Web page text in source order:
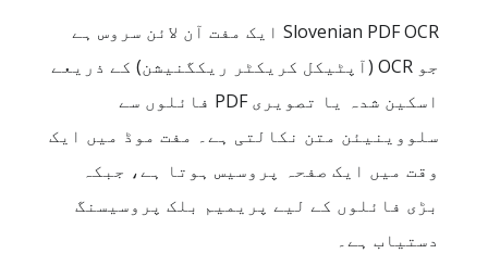
‏Slovenian PDF OCR ایک مفت آن لائن سروس ہے
جو OCR (آپٹیکل کریکٹر ریکگنیشن) کے ذریعے
اسکین شدہ یا تصویری PDF فائلوں سے
سلووینیئن متن نکالتی ہے۔ مفت موڈ میں ایک
وقت میں ایک صفحہ پروسیس ہوتا ہے، جبکہ
بڑی فائلوں کے لیے پریمیم بلک پروسیسنگ
دستیاب ہے۔